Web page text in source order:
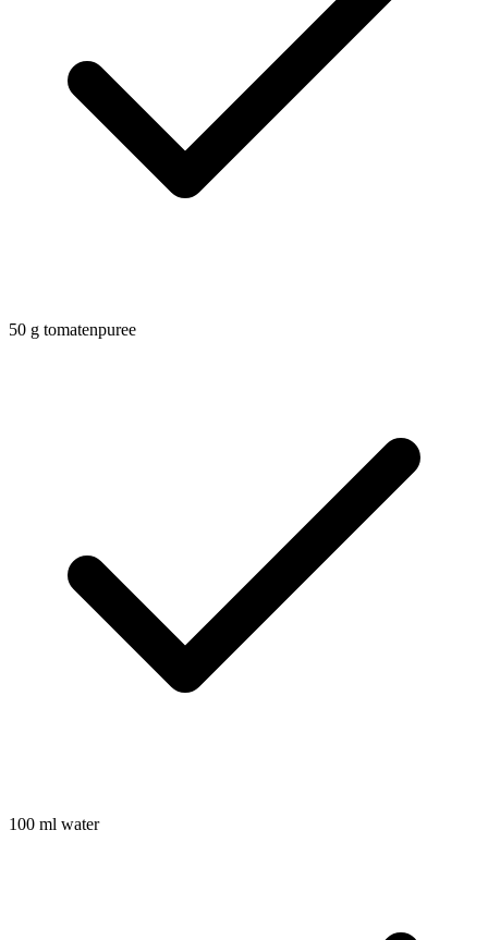
50 g tomatenpuree
100 ml water